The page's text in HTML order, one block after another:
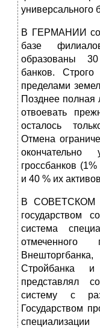
универсального
В ГЕРМАНИИ со
базе
образованы 30
банков. Строго
пределами
Позднее полная
отвоевать
осталось
Отмена
окончательно
гроссбанков
и 40 % их
В СОВЕТСКОМ
государством
система
Стройбанка
представлял
систему с
Государством